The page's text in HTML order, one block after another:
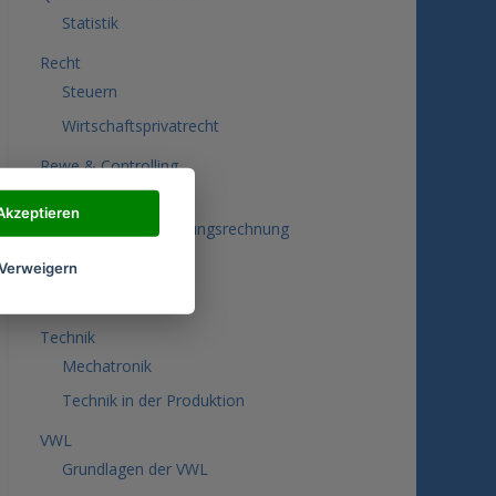
Statistik
Recht
Steuern
Wirtschaftsprivatrecht
Rewe & Controlling
Controlling
Kosten- und Leistungsrechnung
Rechnungswesen
Technik
Mechatronik
Technik in der Produktion
VWL
Grundlagen der VWL